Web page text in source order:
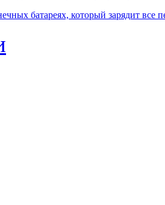
батареях, который зарядит все